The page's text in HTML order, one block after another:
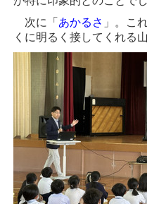
次に「 あかるさ 」。こ
くに明るく接してくれる